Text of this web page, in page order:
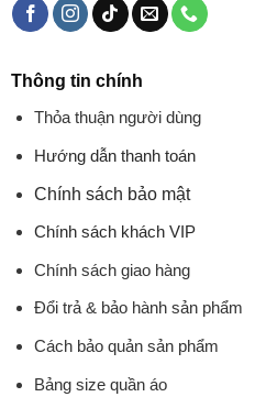
Thông tin chính
Thỏa thuận người dùng
Hướng dẫn thanh toán
Chính sách bảo mật
Chính sách khách VIP
Chính sách giao hàng
Đổi trả & bảo hành sản phẩm
Cách bảo quản sản phẩm
Bảng size quần áo